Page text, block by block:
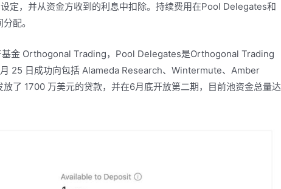
定，并从资金方收到的利息中扣除。持续费用在Pool Delegates和
配。
基金 Orthogonal Trading，Pool Delegates是Orthogonal Trading
25 日成功向包括 Alameda Research、Wintermute、Amber
了 1700 万美元的贷款，并在6月底开放第二期，目前池资金总量达